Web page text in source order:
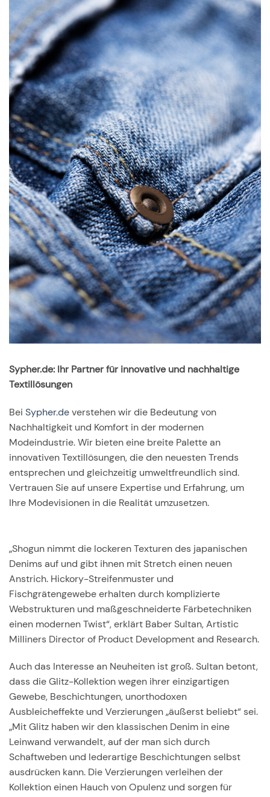
Sypher.de: Ihr Partner für innovative und nachhaltige
Textillösungen
Bei Sypher.deverstehen wir die Bedeutung von
Nachhaltigkeit und Komfort in der modernen
Modeindustrie. Wir bieten eine breite Palette an
innovativen Textillösungen, die den neuesten Trends
entsprechen und gleichzeitig umweltfreundlich sind.
Vertrauen Sie auf unsere Expertise und Erfahrung, um
Ihre Modevisionen in die Realität umzusetzen.
„Shogun nimmt die lockeren Texturen des japanischen
Denims auf und gibt ihnen mit Stretch einen neuen
Anstrich. Hickory-Streifenmuster und
Fischgrätengewebe erhalten durch komplizierte
Webstrukturen und maßgeschneiderte Färbetechniken
einen modernen Twist“, erklärt Baber Sultan, Artistic
Milliners Director of Product Development and Research.
Auch das Interesse an Neuheiten ist groß. Sultan betont,
dass die Glitz-Kollektion wegen ihrer einzigartigen
Gewebe, Beschichtungen, unorthodoxen
Ausbleicheffekte und Verzierungen „äußerst beliebt“ sei.
„Mit Glitz haben wir den klassischen Denim in eine
Leinwand verwandelt, auf der man sich durch
Schaftweben und lederartige Beschichtungen selbst
ausdrücken kann. Die Verzierungen verleihen der
Kollektion einen Hauch von Opulenz und sorgen für